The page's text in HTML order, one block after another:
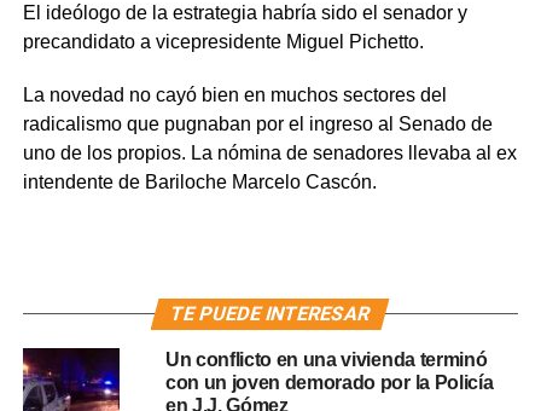
El ideólogo de la estrategia habría sido el senador y
precandidato a vicepresidente Miguel Pichetto.
La novedad no cayó bien en muchos sectores del
radicalismo que pugnaban por el ingreso al Senado de
uno de los propios. La nómina de senadores llevaba al ex
intendente de Bariloche Marcelo Cascón.
TE PUEDE INTERESAR
Un conflicto en una vivienda terminó
con un joven demorado por la Policía
en J.J. Gómez